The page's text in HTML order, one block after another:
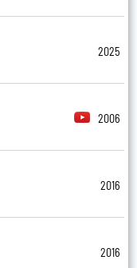
2025
2006
2016
2016